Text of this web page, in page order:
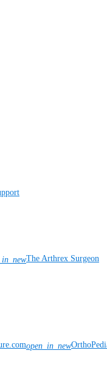
The Arthrex Surgeon
open_in_new